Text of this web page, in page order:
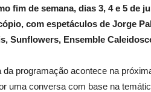
fim de semana, dias 3, 4 e 5 de
com espetáculos de Jorge
Sunflowers, Ensemble
da programação acontece na
uma conversa com base na